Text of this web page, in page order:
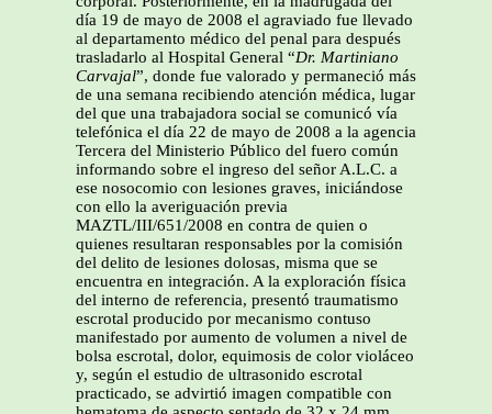
día 19 de mayo de 2008 el agraviado fue llevado
al departamento médico del penal para después
trasladarlo al Hospital General “Dr. Martiniano
Carvajal”, donde fue valorado y permaneció más
de una semana recibiendo atención médica, lugar
del que una trabajadora social se comunicó vía
telefónica el día 22 de mayo de 2008 a la agencia
Tercera del Ministerio Público del fuero común
informando sobre el ingreso del señor A.L.C. a
ese nosocomio con lesiones graves, iniciándose
con ello la averiguación previa
MAZTL/III/651/2008 en contra de quien o
quienes resultaran responsables por la comisión
del delito de lesiones dolosas, misma que se
encuentra en integración. A la exploración física
del interno de referencia, presentó traumatismo
escrotal producido por mecanismo contuso
manifestado por aumento de volumen a nivel de
bolsa escrotal, dolor, equimosis de color violáceo
y, según el estudio de ultrasonido escrotal
practicado, se advirtió imagen compatible con